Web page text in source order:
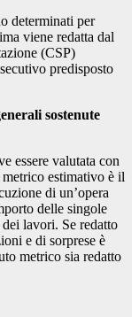
determinati per
viene redatta dal
(CSP)
predisposto
sostenute
essere valutata con
estimativo è il
di un’opera
delle singole
lavori. Se redatto
e di sorprese è
metrico sia redatto